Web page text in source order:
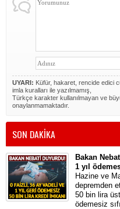
UYARI: Küfür, hakaret, rencide edici
imla kuralları ile yazılmamış,
Türkçe karakter kullanılmayan ve
onaylanmamaktadır.
SON DAKİKA
Bakan
1 yıl
Hazine ve
depremden
50 bin lira
ödemesiz